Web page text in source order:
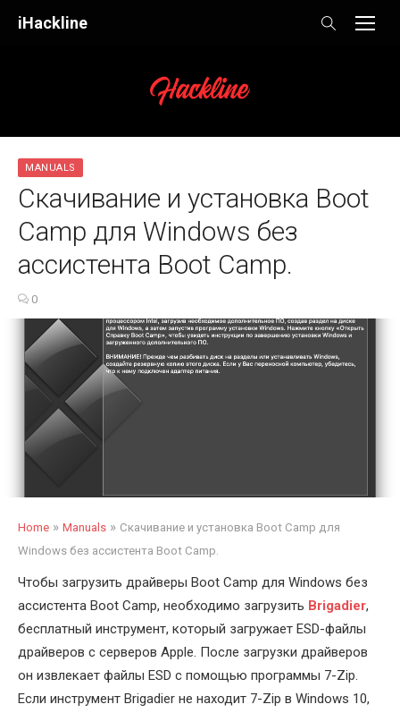
iHackline
MANUALS
Скачивание и установка Boot
Camp для Windows без
ассистента Boot Camp.
0
Home » Manuals » Скачивание и установка Boot Camp для
Windows без ассистента Boot Camp.
Чтобы загрузить драйверы Boot Camp для Windows без
ассистента Boot Camp, необходимо загрузить Brigadier,
бесплатный инструмент, который загружает ESD-файлы
драйверов с серверов Apple. После загрузки драйверов
он извлекает файлы ESD с помощью программы 7-Zip.
Если инструмент Brigadier не находит 7-Zip в Windows 10,